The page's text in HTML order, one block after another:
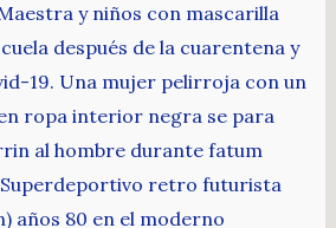
y niños con mascarilla
después de la cuarentena y
19. Una mujer pelirroja con un
ropa interior negra se para
al hombre durante fatum
Superdeportivo retro futurista
años 80 en el moderno